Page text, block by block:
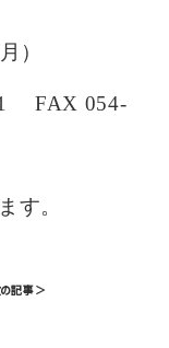
）
FAX 054-
す。
記事 ＞